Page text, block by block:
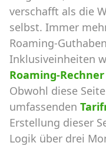
verschafft als die
selbst. Immer
Roaming-
Inklusiveinheiten
Roaming-Rechner
Obwohl diese
umfassenden
Erstellung dieser
Logik über drei